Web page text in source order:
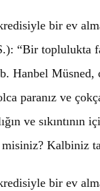
bir ev
“Bir toplulukta
b. Hanbel
paranız ve
ve
misiniz? Kalbiniz
bir ev